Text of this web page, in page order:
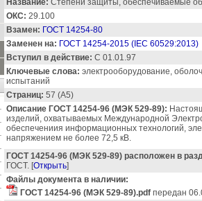
Название: Степени защиты, обеспечиваемые
ОКС: 29.100
Взамен: ГОСТ 14254-80
Заменен на: ГОСТ 14254-2015 (IEC 60529:2013)
Вступил в действие: С 01.01.97
Ключевые слова: электрооборудование,
испытаний
Страниц: 57 (А5)
Описание ГОСТ 14254-96 (МЭК 529-89):
изделий, охватываемых Международной
обеспечениия информационных технологий,
напряжением не более 72,5 кВ.
ГОСТ 14254-96 (МЭК 529-89) расположен в
ГОСТ. [Открыть]
Файлы документа в наличии:
ГОСТ 14254-96 (МЭК 529-89).pdf передан